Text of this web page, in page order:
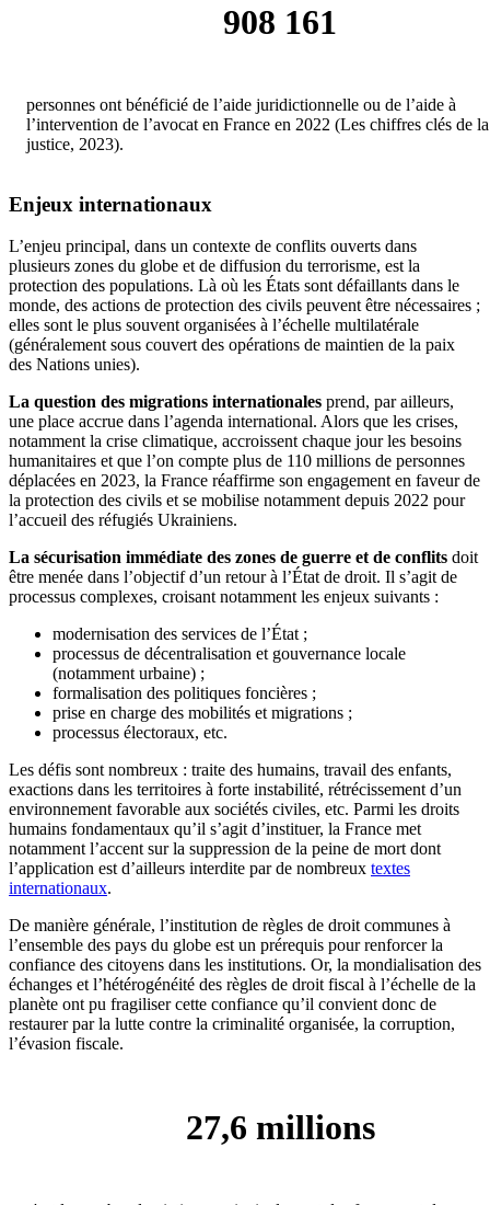
908 161
personnes ont bénéficié de l’aide juridictionnelle ou de l’aide à
l’intervention de l’avocat en France en 2022 (Les chiffres clés de la
justice, 2023).
Enjeux internationaux
L’enjeu principal, dans un contexte de conflits ouverts dans
plusieurs zones du globe et de diffusion du terrorisme, est la
protection des populations. Là où les États sont défaillants dans le
monde, des actions de protection des civils peuvent être nécessaires ;
elles sont le plus souvent organisées à l’échelle multilatérale
(généralement sous couvert des opérations de maintien de la paix
des Nations unies).
La question des migrations internationales prend, par ailleurs,
une place accrue dans l’agenda international. Alors que les crises,
notamment la crise climatique, accroissent chaque jour les besoins
humanitaires et que l’on compte plus de 110 millions de personnes
déplacées en 2023, la France réaffirme son engagement en faveur de
la protection des civils et se mobilise notamment depuis 2022 pour
l’accueil des réfugiés Ukrainiens.
La sécurisation immédiate des zones de guerre et de conflits doit
être menée dans l’objectif d’un retour à l’État de droit. Il s’agit de
processus complexes, croisant notamment les enjeux suivants :
modernisation des services de l’État ;
processus de décentralisation et gouvernance locale
(notamment urbaine) ;
formalisation des politiques foncières ;
prise en charge des mobilités et migrations ;
processus électoraux, etc.
Les défis sont nombreux : traite des humains, travail des enfants,
exactions dans les territoires à forte instabilité, rétrécissement d’un
environnement favorable aux sociétés civiles, etc. Parmi les droits
humains fondamentaux qu’il s’agit d’instituer, la France met
notamment l’accent sur la suppression de la peine de mort dont
l’application est d’ailleurs interdite par de nombreux textes
internationaux.
De manière générale, l’institution de règles de droit communes à
l’ensemble des pays du globe est un prérequis pour renforcer la
confiance des citoyens dans les institutions. Or, la mondialisation des
échanges et l’hétérogénéité des règles de droit fiscal à l’échelle de la
planète ont pu fragiliser cette confiance qu’il convient donc de
restaurer par la lutte contre la criminalité organisée, la corruption,
l’évasion fiscale.
27,6 millions